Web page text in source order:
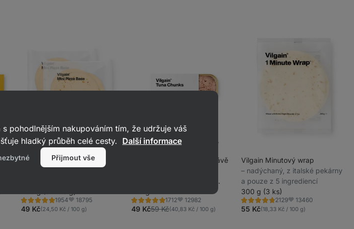
Vilgain Mini těsto na pizzu
1954
Hodnocení
4.9/5,
1954
Oblíbené
18795
49 Kč(24,50 Kč / 100 g)
-16 % do 9.8. Akce týdne
Vilgain Tuňák ve vlastní šťávě
1712
Hodnocení
4.8/5,
1712
Oblíbené
12982
49 Kč59 Kč(40,83 Kč / 100 g)
Vilgain Minutový wrap
⁠–⁠ nadýchaný, z italské pekárny
a pouze z 5 ingrediencí
300 g (3 ks)
2129
Hodnocení
4.6/5,
2129
Oblíbené
13460
55 Kč(18,33 Kč / 100 g)
pohodlnějším nakupováním tím, že udržuje váš
hladký průběh celé cesty. Další informace
Přijmout vše